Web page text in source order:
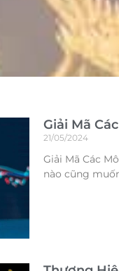
Giải Mã
21/05/2024
Giải Mã Các
nào cũng